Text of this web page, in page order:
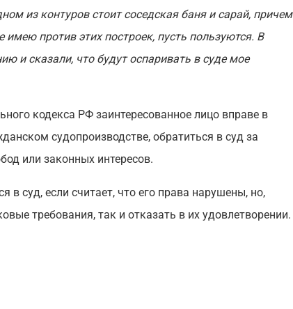
из контуров стоит соседская баня и сарай, причем
против этих построек, пусть пользуются. В
и сказали, что будут оспаривать в суде мое
кодекса РФ заинтересованное лицо вправе в
судопроизводстве, обратиться в суд за
или законных интересов.
в суд, если считает, что его права нарушены, но,
требования, так и отказать в их удовлетворении.